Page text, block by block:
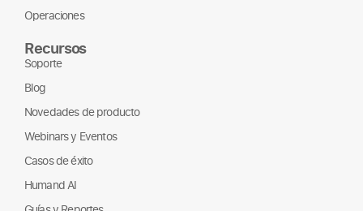
Operaciones
Recursos
Soporte
Blog
Novedades de producto
Webinars y Eventos
Casos de éxito
Humand AI